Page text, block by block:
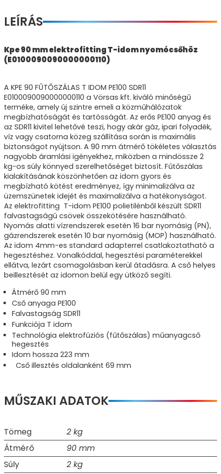
LEÍRÁS
Kpe 90 mm elektrofitting T-idom nyomócsőhöz
(E0100090090000000110)
A KPE 90 FŰTŐSZÁLAS T IDOM PE100 SDR11
E0100090090000000110 a Vörsas kft. kiváló minőségű
terméke, amely új szintre emeli a közműhálózatok
megbízhatóságát és tartósságát. Az erős PE100 anyag és
az SDR11 kivitel lehetővé teszi, hogy akár gáz, ipari folyadék,
víz vagy csatorna közeg szállítása során is maximális
biztonságot nyújtson. A 90 mm átmérő tökéletes választás
nagyobb áramlási igényekhez, miközben a mindössze 2
kg-os súly könnyed szerelhetőséget biztosít. Fűtőszálas
kialakításának köszönhetően az idom gyors és
megbízható kötést eredményez, így minimalizálva az
üzemszünetek idejét és maximalizálva a hatékonyságot.
Az elektrofitting T-idom PE100 polietilénből készült SDR11
falvastagságú csövek összekötésére használható.
Nyomás alatti vízrendszerek esetén 16 bar nyomásig (PN),
gázrendszerek esetén 10 bar nyomásig (MOP) használható.
Az idom 4mm-es standard adapterrel csatlakoztatható a
hegesztéshez. Vonalkóddal, hegesztési paraméterekkel
ellátva, lezárt csomagolásban kerül átadásra. A cső helyes
beillesztését az idomon belül egy ütköző segíti.
Átmérő 90 mm
Cső anyaga PE100
Falvastagság SDR11
Funkciója T idom
Technológia elektrofúziós (fűtőszálas) műanyagcső
hegesztés
Idom hossza 223 mm
Cső illesztés oldalanként 69 mm
MŰSZAKI ADATOK
Tömeg
2 kg
Átmérő
90 mm
Súly
2 kg